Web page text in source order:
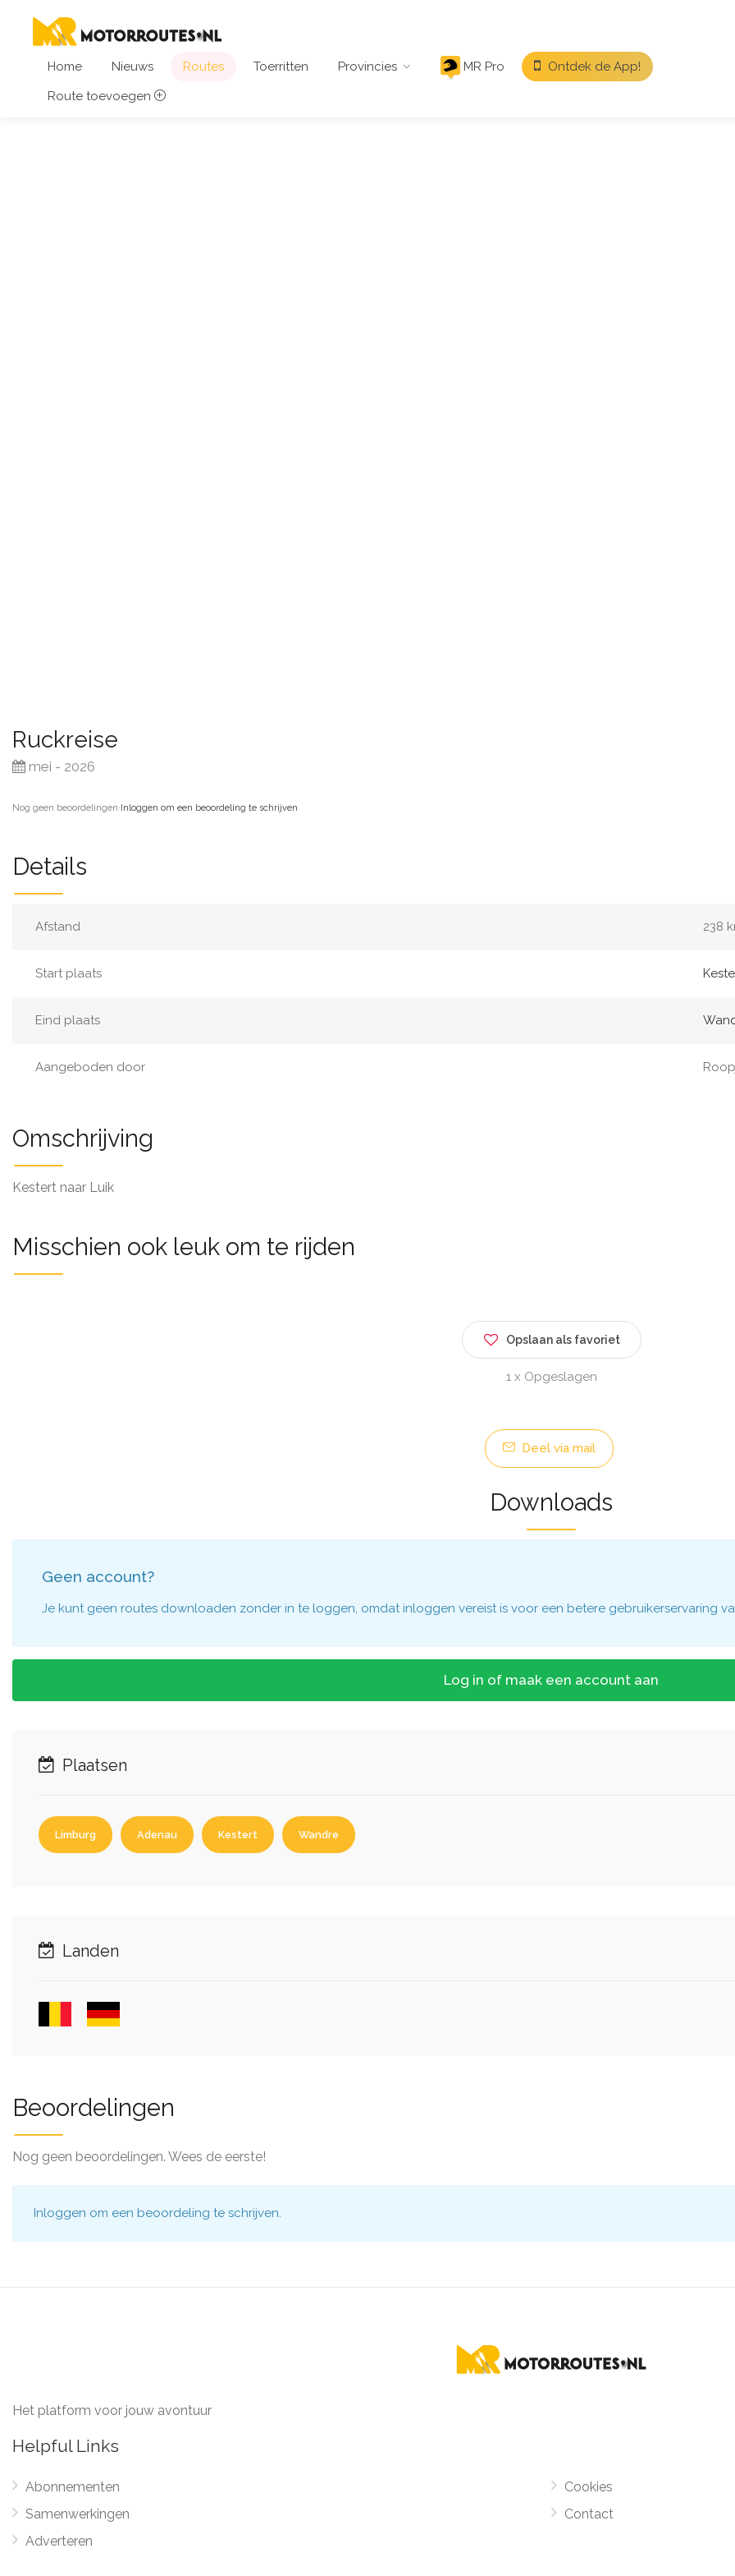
Home Nieuws Routes Toerritten Provincies MR Pro
Ontdek de App!
Route toevoegen
Ruckreise
mei - 2026
Nog geen beoordelingen·Inloggen om een beoordeling te schrijven
Details
Afstand 238
Start plaats
Eind plaats
Aangeboden door
Omschrijving
Kestert naar Luik
Misschien ook leuk om te rijden
Opslaan als favoriet
1 x Opgeslagen
Deel via mail
Downloads
Geen account?
Je kunt geen routes downloaden zonder in te loggen, omdat inloggen vereist is voor een betere gebruikerservaring
Log in of maak een account aan
Plaatsen
Limburg Adenau Kestert Wandre
Landen
Beoordelingen
Nog geen beoordelingen. Wees de eerste!
Inloggen om een beoordeling te schrijven.
Het platform voor jouw avontuur
Helpful Links
Abonnementen
Samenwerkingen
Adverteren
Cookies
Contact